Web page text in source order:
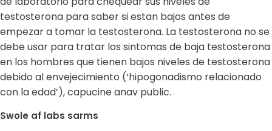
testosterona para saber si estan bajos antes de
empezar a tomar la testosterona. La testosterona no se
debe usar para tratar los sintomas de baja testosterona
en los hombres que tienen bajos niveles de testosterona
debido al envejecimiento (‘hipogonadismo relacionado
con la edad’), capucine anav public.
Swole af labs sarms